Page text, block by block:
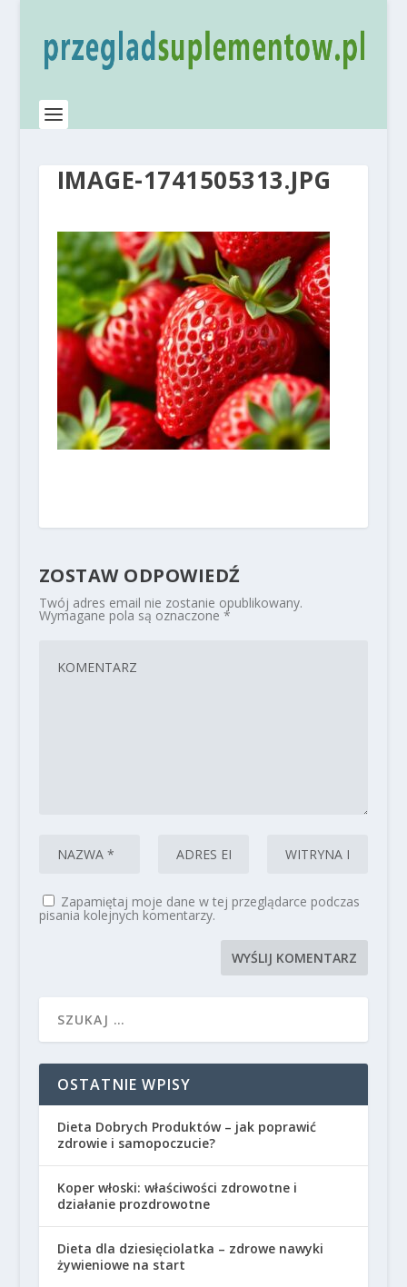
IMAGE-1741505313.JPG
ZOSTAW ODPOWIEDŹ
Twój adres email nie zostanie opublikowany.
Wymagane pola są oznaczone *
Zapamiętaj moje dane w tej przeglądarce podczas
pisania kolejnych komentarzy.
OSTATNIE WPISY
Dieta Dobrych Produktów – jak poprawić
zdrowie i samopoczucie?
Koper włoski: właściwości zdrowotne i
działanie prozdrowotne
Dieta dla dziesięciolatka – zdrowe nawyki
żywieniowe na start